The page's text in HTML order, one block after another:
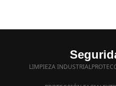
LIMPIEZA INDUSTRIAL